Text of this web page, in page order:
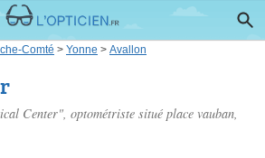
Comté > Yonne > Avallon
Center", optométriste situé place vauban,